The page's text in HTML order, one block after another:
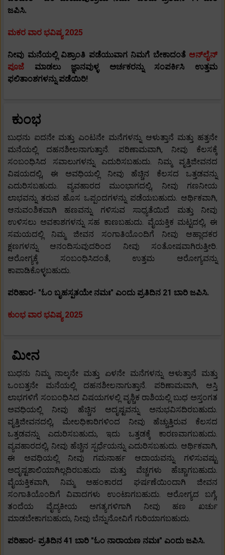
ಜಪಿಸಿ.
ಮಕರ ವಾರ ಭವಿಷ್ಯ 2025
ನೀವು ಮನೆಯಲ್ಲಿ ವಿಶ್ರಾಂತಿ ಪಡೆಯುವಾಗ ನಿಮಗೆ ಬೇಕಾದಂತೆ ಆನ್‌ಲೈನ್
ಪೂಜೆ ಮಾಡಲು ಜ್ಞಾನವುಳ್ಳ ಅರ್ಚಕರನ್ನು ಸಂಪರ್ಕಿಸಿ ಉತ್ತಮ
ಫಲಿತಾಂಶಗಳನ್ನು ಪಡೆಯಿರಿ!
ಕುಂಭ
ಬುಧನು ಐದನೇ ಮತ್ತು ಎಂಟನೇ ಮನೆಗಳನ್ನು ಆಳುತ್ತಾನೆ ಮತ್ತು ಹತ್ತನೇ
ಮನೆಯಲ್ಲಿ ದಹನಶೀಲನಾಗುತ್ತಾನೆ. ಪರಿಣಾಮವಾಗಿ, ನೀವು ಕೆಲಸಕ್ಕೆ
ಸಂಬಂಧಿಸಿದ ಸವಾಲುಗಳನ್ನು ಎದುರಿಸಬಹುದು. ನಿಮ್ಮ ವೃತ್ತಿಜೀವನದ
ವಿಷಯದಲ್ಲಿ, ಈ ಅವಧಿಯಲ್ಲಿ ನೀವು ಹೆಚ್ಚಿನ ಕೆಲಸದ ಒತ್ತಡವನ್ನು
ಎದುರಿಸಬಹುದು. ವ್ಯವಹಾರದ ಮುಂಭಾಗದಲ್ಲಿ, ನೀವು ಗಣನೀಯ
ಲಾಭವನ್ನು ತರುವ ಹೊಸ ಒಪ್ಪಂದಗಳನ್ನು ಪಡೆಯಬಹುದು. ಆರ್ಥಿಕವಾಗಿ,
ಆನುವಂಶಿಕವಾಗಿ ಹಣವನ್ನು ಗಳಿಸುವ ಸಾಧ್ಯತೆಯಿದೆ ಮತ್ತು ನೀವು
ಉಳಿಸಲು ಅವಕಾಶಗಳನ್ನು ಸಹ ಕಾಣಬಹುದು. ವೈಯಕ್ತಿಕ ಮಟ್ಟದಲ್ಲಿ, ಈ
ಸಮಯದಲ್ಲಿ ನಿಮ್ಮ ಜೀವನ ಸಂಗಾತಿಯೊಂದಿಗೆ ನೀವು ಆಹ್ಲಾದಕರ
ಕ್ಷಣಗಳನ್ನು ಆನಂದಿಸುವುದರಿಂದ ನೀವು ಸಂತೋಷವಾಗಿರುತ್ತೀರಿ.
ಆರೋಗ್ಯಕ್ಕೆ ಸಂಬಂಧಿಸಿದಂತೆ, ಉತ್ತಮ ಆರೋಗ್ಯವನ್ನು
ಕಾಪಾಡಿಕೊಳ್ಳಬಹುದು.
ಪರಿಹಾರ- "ಓಂ ಬೃಹಸ್ಪತಯೇ ನಮಃ" ಎಂದು ಪ್ರತಿದಿನ 21 ಬಾರಿ ಜಪಿಸಿ.
ಕುಂಭ ವಾರ ಭವಿಷ್ಯ 2025
ಮೀನ
ಬುಧನು ನಿಮ್ಮ ನಾಲ್ಕನೇ ಮತ್ತು ಏಳನೇ ಮನೆಗಳನ್ನು ಆಳುತ್ತಾನೆ ಮತ್ತು
ಒಂಬತ್ತನೇ ಮನೆಯಲ್ಲಿ ದಹನಶೀಲನಾಗುತ್ತಾನೆ. ಪರಿಣಾಮವಾಗಿ, ಆಸ್ತಿ
ಲಾಭಗಳಿಗೆ ಸಂಬಂಧಿಸಿದ ವಿಷಯಗಳಲ್ಲಿ ವೃಶ್ಚಿಕ ರಾಶಿಯಲ್ಲಿ ಬುಧ ಅಸ್ತಂಗತ
ಅವಧಿಯಲ್ಲಿ ನೀವು ಹೆಚ್ಚಿನ ಅದೃಷ್ಟವನ್ನು ಅನುಭವಿಸದಿರಬಹುದು.
ವೃತ್ತಿಜೀವನದಲ್ಲಿ, ಮೇಲಧಿಕಾರಿಗಳಿಂದ ನೀವು ಹೆಚ್ಚುತ್ತಿರುವ ಕೆಲಸದ
ಒತ್ತಡವನ್ನು ಎದುರಿಸಬಹುದು, ಇದು ಒತ್ತಡಕ್ಕೆ ಕಾರಣವಾಗಬಹುದು.
ವ್ಯವಹಾರದಲ್ಲಿ, ನೀವು ಹೆಚ್ಚಿನ ಸ್ಪರ್ಧೆಯನ್ನು ಎದುರಿಸಬಹುದು. ಆರ್ಥಿಕವಾಗಿ,
ಈ ಅವಧಿಯಲ್ಲಿ ನೀವು ಗಮನಾರ್ಹ ಆದಾಯವನ್ನು ಗಳಿಸುವಷ್ಟು
ಅದೃಷ್ಟಶಾಲಿಯಾಗಿಲ್ಲದಿರಬಹುದು ಮತ್ತು ವೆಚ್ಚಗಳು ಹೆಚ್ಚಾಗಬಹುದು.
ವೈಯಕ್ತಿಕವಾಗಿ, ನಿಮ್ಮ ಅಹಂಕಾರದ ಘರ್ಷಣೆಯಿಂದಾಗಿ ಜೀವನ
ಸಂಗಾತಿಯೊಂದಿಗೆ ವಿವಾದಗಳು ಉಂಟಾಗಬಹುದು. ಆರೋಗ್ಯದ ಬಗ್ಗೆ,
ತಂದೆಯ ವೈದ್ಯಕೀಯ ಅಗತ್ಯಗಳಿಗಾಗಿ ನೀವು ಹಣ ಖರ್ಚು
ಮಾಡಬೇಕಾಗಬಹುದು, ನೀವು ಬೆನ್ನುನೋವಿಗೆ ಗುರಿಯಾಗಬಹುದು.
ಪರಿಹಾರ- ಪ್ರತಿದಿನ 41 ಬಾರಿ "ಓಂ ನಾರಾಯಣ ನಮಃ" ಎಂದು ಜಪಿಸಿ.